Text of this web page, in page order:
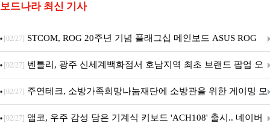
보드나라 최신 기사
[02/27] STCOM, ROG 20주년 기념 플래그십 메인보드 ASUS ROG
Crosshair X870E EDITION 20 국내 출시 예정
[02/27] 벤틀리, 광주 신세계백화점서 호남지역 최초 브랜드 팝업 오
픈
[02/27] 주연테크, 소방가족희망나눔재단에 소방관을 위한 게이밍 모
니터·스마트 펫 침대 기부
[02/27] 앱코, 우주 감성 담은 기계식 키보드 'ACH108' 출시.. 네이버